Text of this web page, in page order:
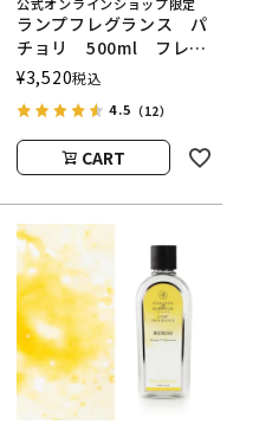
公式オンラインショップ限定
ランプフレグランス パ
チョリ 500ml フレグ
ランスランプ用オイル
ASHLEIGH&BURWOOD
（アシュレイアンドバー
ウッド）
¥3,520税込
4.5 （12）
CART